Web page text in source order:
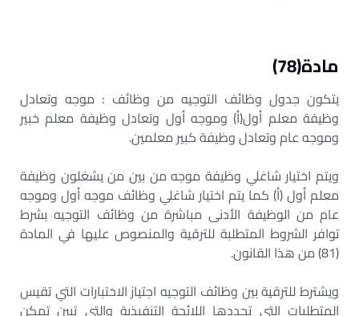
مادة(78)
يتكون جدول وظائف التوجيه من وظائف : موجه وتعادل
وظيفة معلم أول(أ) وموجه أول وتعادل وظيفة معلم خبير
وموجه عام وتعادل وظيفة كبير معلمين.
ويتم اختيار شاغلي وظيفة موجه من بين من يشغلون وظيفة
معلم أول (أ) كما يتم اختيار شاغلي وظائف موجه أول وموجه
عام من الوظيفة الأدنى مباشرة من وظائف التوجيه بشرط
توافر الشروط المتطلبة للترقية والمنصوص عليها في المادة
(81) من هذا القانون.
ويشترط للترقية بين وظائف التوجيه اجتياز الاختبارات التي تقيس
المتطلبات التي تحددها اللائحة التنفيذية والتي تبين تمكن